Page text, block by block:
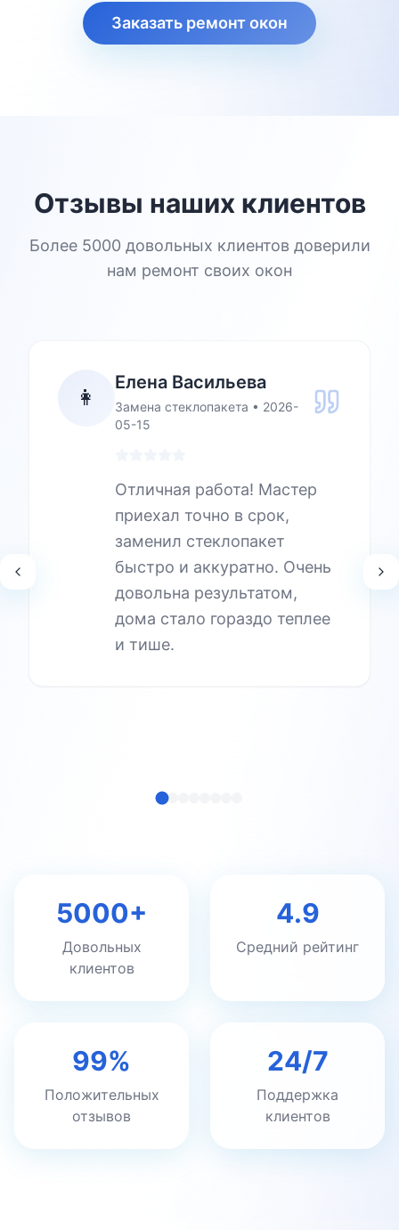
Заказать ремонт окон
Отзывы наших клиентов
Более 5000 довольных клиентов доверили
нам ремонт своих окон
👩
Елена Васильева
Замена стеклопакета • 2026-
05-15
Отличная работа! Мастер
приехал точно в срок,
заменил стеклопакет
быстро и аккуратно. Очень
довольна результатом,
дома стало гораздо теплее
и тише.
5000+
Довольных
клиентов
4.9
Средний рейтинг
99%
Положительных
отзывов
24/7
Поддержка
клиентов